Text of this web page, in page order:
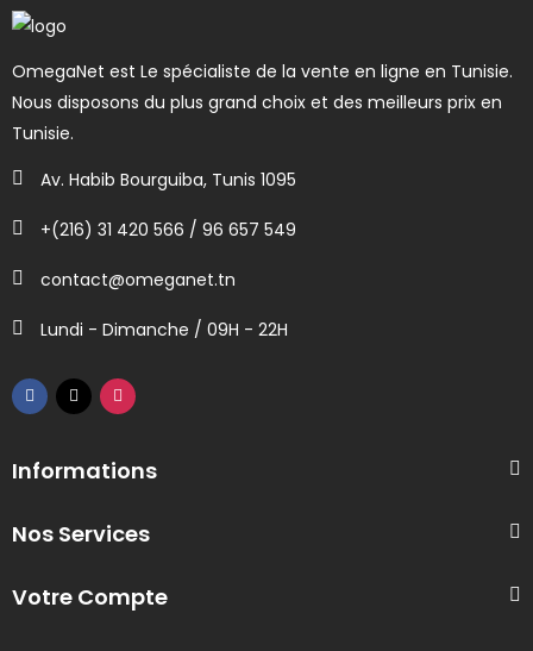
OmegaNet est Le spécialiste de la vente en ligne en Tunisie.
Nous disposons du plus grand choix et des meilleurs prix en
Tunisie.
Av. Habib Bourguiba, Tunis 1095
+(216) 31 420 566 / 96 657 549
contact@omeganet.tn
Lundi - Dimanche / 09H - 22H
Informations
Nos Services
Votre Compte